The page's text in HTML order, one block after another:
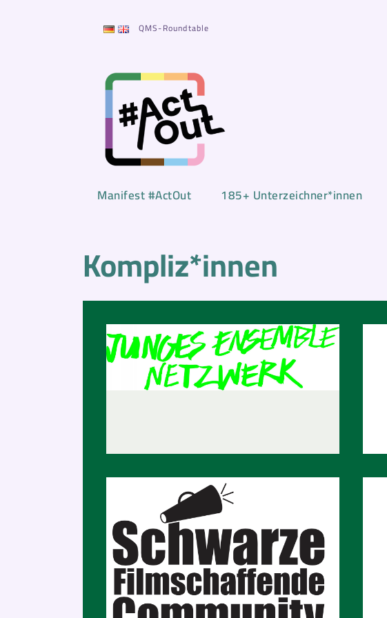
QMS-Roundtable
Manifest #ActOut 185+ Unterzeichner*innen
Kompliz*innen